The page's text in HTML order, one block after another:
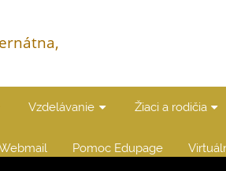
Vzdelávanie Žiaci a rodičia
Pomoc Edupage